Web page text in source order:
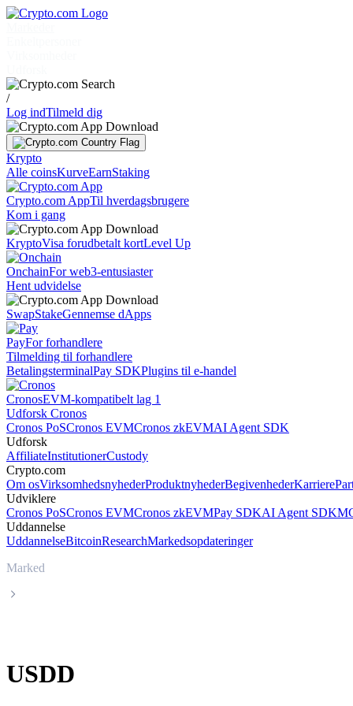
/
Log indTilmeld dig
Krypto
Alle coinsKurveEarnStaking
Crypto.com AppTil hverdagsbrugere
Kom i gang
KryptoVisa forudbetalt kortLevel Up
OnchainFor web3-entusiaster
Hent udvidelse
SwapStakeGennemse dApps
PayFor forhandlere
Tilmelding til forhandlere
BetalingsterminalPay SDKPlugins til e-handel
CronosEVM-kompatibelt lag 1
Udforsk Cronos
Cronos PoSCronos EVMCronos zkEVMAI Agent SDK
Udforsk
AffiliateInstitutionerCustody
Crypto.com
Om osVirksomhedsnyhederProduktnyhederBegivenhederKarriere
Udviklere
Cronos PoSCronos EVMCronos zkEVMPay SDKAI Agent SDK
Uddannelse
UddannelseBitcoinResearchMarkedsopdateringer
Marked
USDD